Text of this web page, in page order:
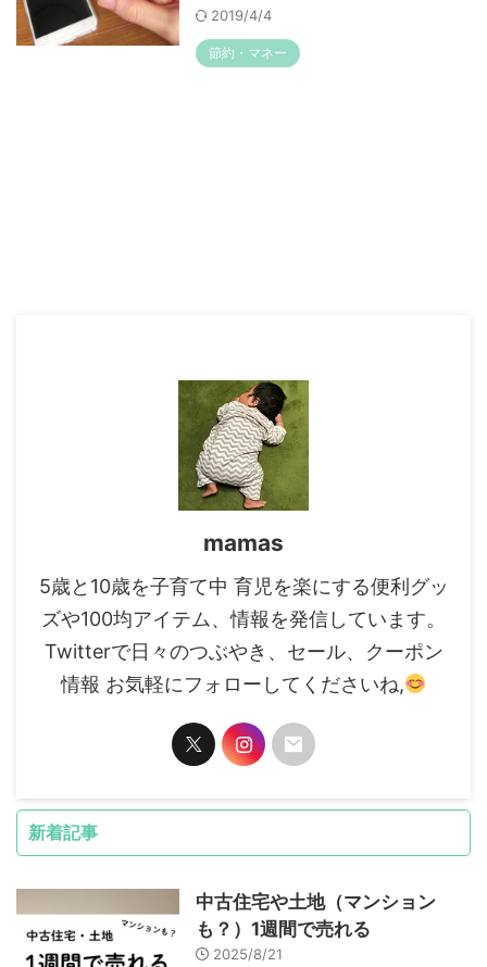
2019/4/4
節約・マネー
mamas
5歳と10歳を子育て中 育児を楽にする便利グッ
ズや100均アイテム、情報を発信しています。
Twitterで日々のつぶやき、セール、クーポン
情報 お気軽にフォローしてくださいね,
新着記事
中古住宅や土地（マンション
も？）1週間で売れる
2025/8/21